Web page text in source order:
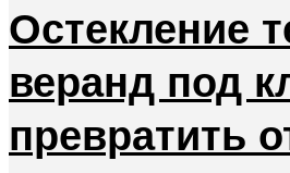
Остекление
веранд под
превратить